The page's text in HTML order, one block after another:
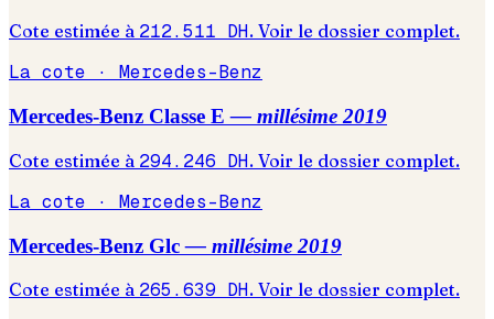
Cote estimée à 212.511 DH. Voir le dossier complet.
La cote · Mercedes-Benz
Mercedes-Benz Classe E — millésime 2019
Cote estimée à 294.246 DH. Voir le dossier complet.
La cote · Mercedes-Benz
Mercedes-Benz Glc — millésime 2019
Cote estimée à 265.639 DH. Voir le dossier complet.